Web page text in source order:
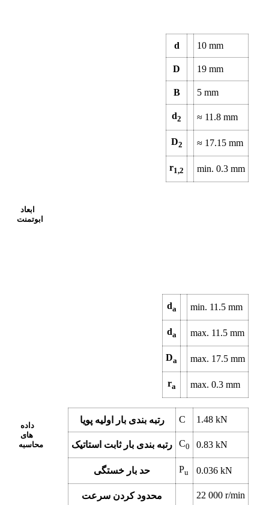
d 10mm
D 19mm
B 5mm
d2 ≈ 11.8mm
D2 ≈ 17.15mm
r1,2 min. 0.3mm
ابعاد
ابوتمنت
da min. 11.5mm
da max. 11.5mm
Da max. 17.5mm
ra max. 0.3mm
داده
های
محاسبه
رتبه بندی بار اولیه پویا C 1.48kN
رتبه بندی بار ثابت استاتیک C0 0.83kN
حد بار خستگی Pu 0.036kN
محدود کردن سرعت 22 000r/min